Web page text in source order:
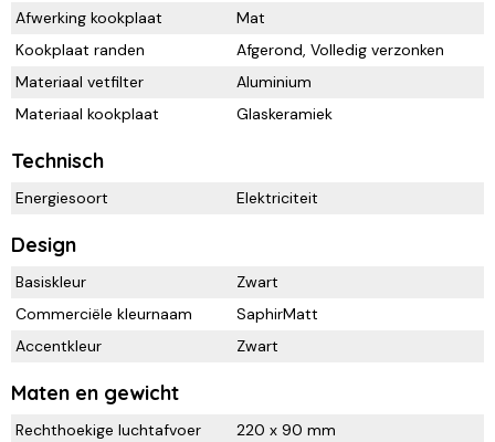
Afwerking kookplaat
Mat
Kookplaat randen
Afgerond, Volledig verzonken
Materiaal vetfilter
Aluminium
Materiaal kookplaat
Glaskeramiek
Technisch
Energiesoort Elektriciteit
Design
Basiskleur
Zwart
Commerciële kleurnaam
SaphirMatt
Accentkleur
Zwart
Maten en gewicht
Rechthoekige luchtafvoer
220 x 90 mm